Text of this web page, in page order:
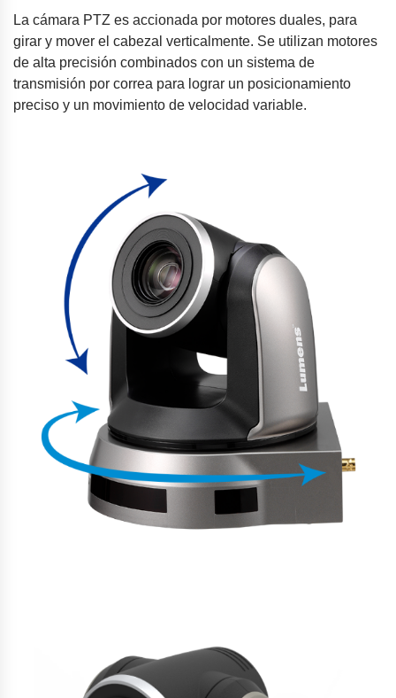
La cámara PTZ es accionada por motores duales, para
girar y mover el cabezal verticalmente. Se utilizan motores
de alta precisión combinados con un sistema de
transmisión por correa para lograr un posicionamiento
preciso y un movimiento de velocidad variable.